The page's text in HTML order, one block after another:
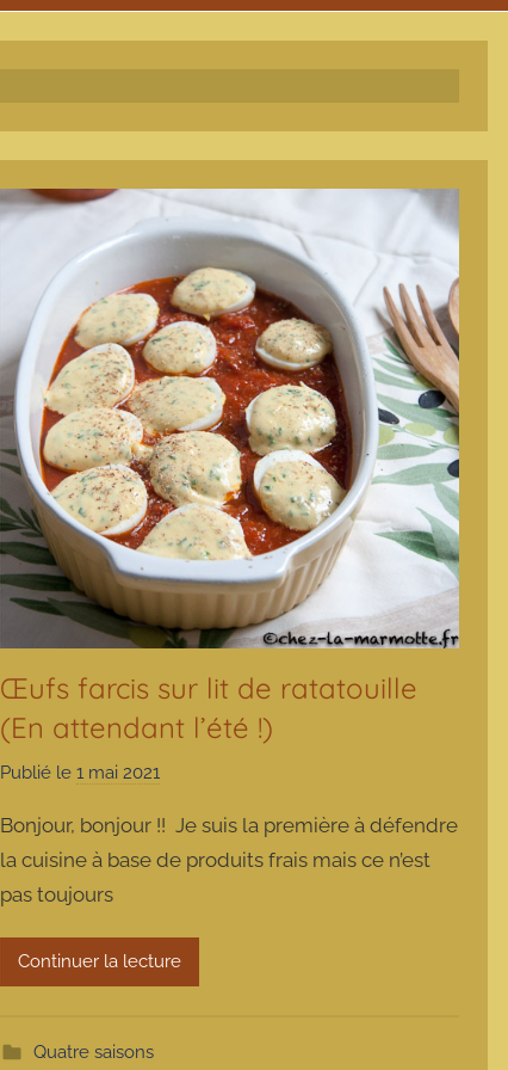
Œufs farcis sur lit de ratatouille
(En attendant l’été !)
Publié le1 mai 2021
r
m
m
o
Bonjour, bonjour !! Je suis la première à défendre
la cuisine à base de produits frais mais ce n’est
pas toujours
Continuer la lecture
Quatre saisons